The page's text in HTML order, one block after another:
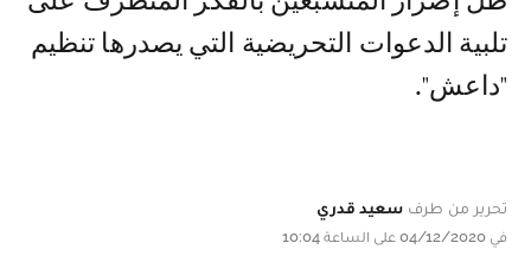
تلبية الدعوات التحريضية التي يصدرها تنظيم
"داعش".
تحرير من طرف سعيد قدري
في 04/12/2020 على الساعة 10:04